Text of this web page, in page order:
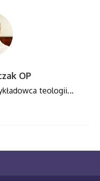
OP
teologii...